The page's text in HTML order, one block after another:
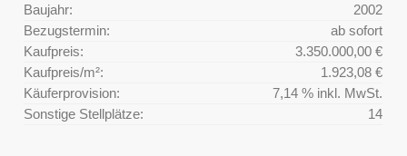
Baujahr:
2002
Bezugstermin:
ab sofort
Kaufpreis:
3.350.000,00 €
Kaufpreis/m²:
1.923,08 €
Käuferprovision:
7,14 % inkl. MwSt.
Sonstige Stellplätze:
14